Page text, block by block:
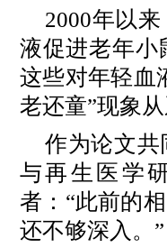
2000年以
液促进老年小
这些对年轻血
老还童”现象
作为论文共
与再生医学
者：“此前的
还不够深入。”